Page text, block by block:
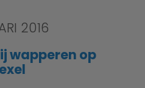
2016
wapperen op